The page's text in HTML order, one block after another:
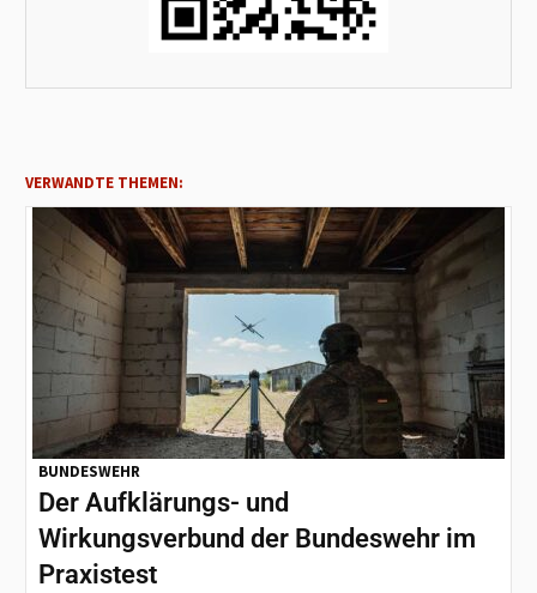
VERWANDTE THEMEN:
BUNDESWEHR
Der Aufklärungs- und
Wirkungsverbund der Bundeswehr im
Praxistest